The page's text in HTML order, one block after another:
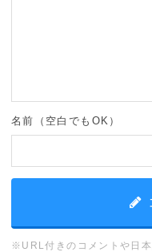
名前（空白でもOK）
※URL付きのコメントや日